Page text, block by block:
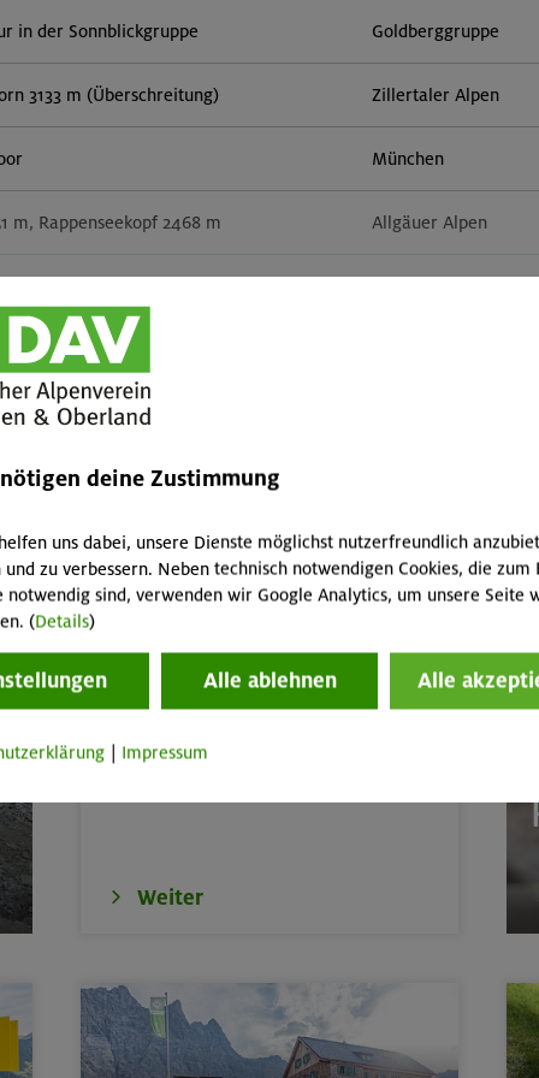
in der Sonnblickgruppe Goldberggruppe
3133 m (Überschreitung) Zillertaler Alpen
München
m, Rappenseekopf 2468 m Allgäuer Alpen
von Montafon und Rätikon
um den Hochgern
Karwendel
m und Schönbichler Horn 3133 m Zillertaler Alpen
indoor (3 Termine)
indoor
den Sommerferien für 8-12 Jährige
Weltmeisterin!
Paula Mayer-Vorfelder kämpft sich in der
Mittagshitze ins Finale und holt WM-Gold.
Weiter
deine Zustimmung
uns dabei, unsere Dienste möglichst nutzerfreundlich
und zu verbessern. Neben technisch notwendigen Cookies, die zum
notwendig sind, verwenden wir Google Analytics, um unsere Seite
(Details)
Alle ablehnen Alle
Impressum